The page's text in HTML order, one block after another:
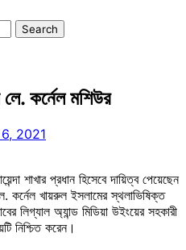
লে. কর্নেল মশিউর
2021
শাখার প্রধান হিসেবে দায়িত্ব পেয়েছেন
কর্নেল খায়রুল ইসলামের স্থলাভিষিক্ত
লিগ্যাল অ্যান্ড মিডিয়া উইংয়ের সহকারী
নিশ্চিত করেন।